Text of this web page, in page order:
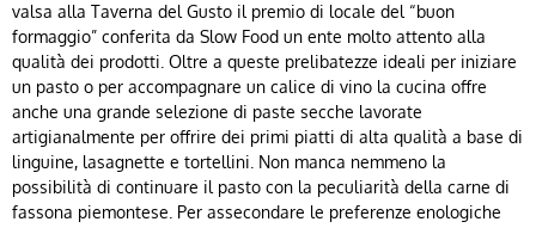
valsa alla Taverna del Gusto il premio di locale del “buon
formaggio” conferita da Slow Food un ente molto attento alla
qualità dei prodotti. Oltre a queste prelibatezze ideali per iniziare
un pasto o per accompagnare un calice di vino la cucina offre
anche una grande selezione di paste secche lavorate
artigianalmente per offrire dei primi piatti di alta qualità a base di
linguine, lasagnette e tortellini. Non manca nemmeno la
possibilità di continuare il pasto con la peculiarità della carne di
fassona piemontese. Per assecondare le preferenze enologiche